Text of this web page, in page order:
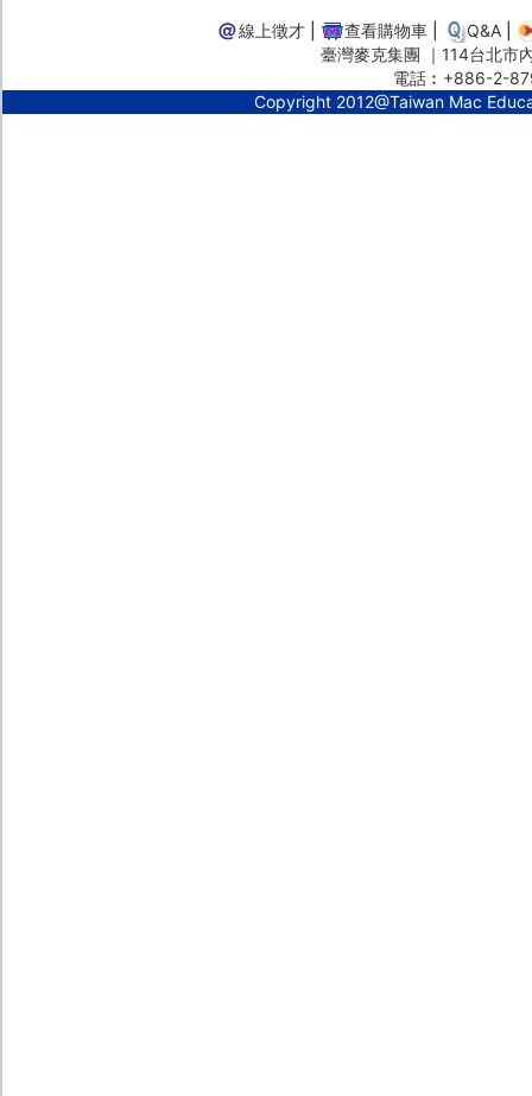
線上徵才 查看購物車 Q&A
臺灣麥克集團 ｜114台北
電話︰+886-2-
Copyright 2012@Taiwan Mac